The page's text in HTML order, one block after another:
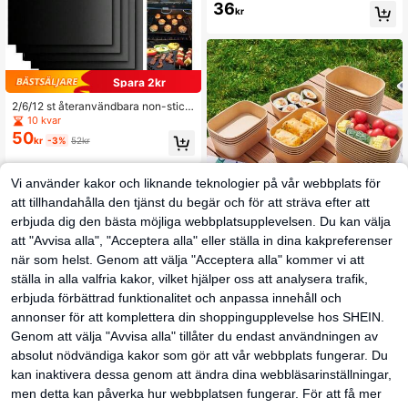
Spara 2kr
2/6/12 st återanvändbara non-stick
grillmattor - Lämplig för gas-, kol- e
ller elektriska grillar - Lätt att rengör
a - 15,75 x 13 tum, svart
10 kvar
50kr -3% 52kr
g, burgarpapper, bakplåtspapper, ko
etsdagen, 4 juli, sommargrillning, pi
cknick, examensfest, skolstart
36kr
4/8/12 st engångsmatbåtar i kraftpa
pper, fettavvisande matbrickor, serv
eringskorgar för snacks för pommes
frites, burgare, korv, nachos, popcor
n, tacos, frukt och BBQ, picknick, c
amping, foodtruck, fest, takeaway,
köksartiklar
1 kvar
83kr
Vi använder kakor och liknande teknologier på vår webbplats för
att tillhandahålla den tjänst du begär och för att sträva efter att
erbjuda dig den bästa möjliga webbplatsupplevelsen. Du kan välja
att "Avvisa alla", "Acceptera alla" eller ställa in dina kakpreferenser
när som helst. Genom att välja "Acceptera alla" kommer vi att
ställa in alla valfria kakor, vilket hjälper oss att analysera trafik,
erbjuda förbättrad funktionalitet och anpassa innehåll och
annonser för att komplettera din shoppingupplevelse hos SHEIN.
Genom att välja "Avvisa alla" tillåter du endast användningen av
absolut nödvändiga kakor som gör att vår webbplats fungerar. Du
kan inaktivera dessa genom att ändra dina webbläsarinställningar,
men detta kan påverka hur webbplatsen fungerar. För att få mer